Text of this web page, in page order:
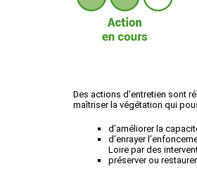
Des actions d’entretien sont
maîtriser la végétation qui
d’améliorer la
d’enrayer
Loire par des
préserver ou